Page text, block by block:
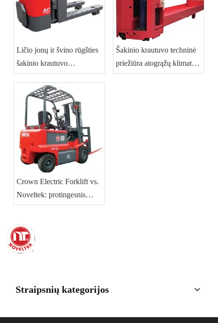
Ličio jonų ir švino rūgšties
šakinio krautuvo
akumuliatorius: 3 metų
TCO vadovas operacijoms
Pietryčių Azijoje
Šakinio krautuvo techninė
priežiūra atogrąžų klimato
sąlygomis: praktinis
Crown Electric Forklift vs.
Noveltek: protingesnis
pasirinkimas 2025 m
Straipsnių kategorijos